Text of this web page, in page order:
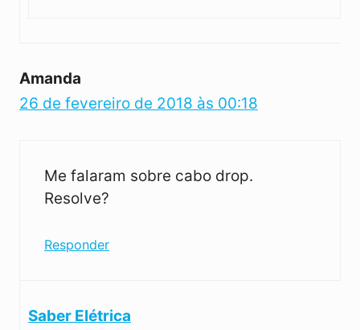
Amanda
26 de fevereiro de 2018 às 00:18
Me falaram sobre cabo drop.
Resolve?
Responder
Saber Elétrica